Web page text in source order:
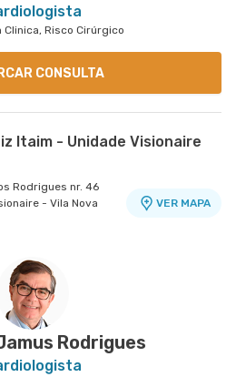
Clinica, Risco Cirúrgico
CONSULTA
Itaim - Unidade Visionaire
Rodrigues nr. 46
- Vila Nova
VER MAPA
Rodrigues